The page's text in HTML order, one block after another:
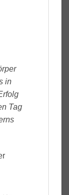
in
Tag